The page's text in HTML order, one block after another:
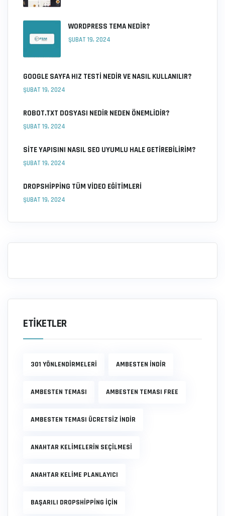
WORDPRESS TEMA NEDIR?
ŞUBAT 19, 2024
GOOGLE SAYFA HIZ TESTI NEDIR VE NASIL KULLANILIR?
ŞUBAT 19, 2024
ROBOT.TXT DOSYASI NEDIR NEDEN ÖNEMLIDIR?
ŞUBAT 19, 2024
SITE YAPISINI NASIL SEO UYUMLU HALE GETIREBILIRIM?
ŞUBAT 19, 2024
DROPSHIPPING TÜM VIDEO EĞITIMLERI
ŞUBAT 19, 2024
ETIKETLER
301 YÖNLENDIRMELERI AMBESTEN INDIR
AMBESTEN TEMASI AMBESTEN TEMASI FREE
AMBESTEN TEMASI ÜCRETSIZ INDIR
ANAHTAR KELIMELERIN SEÇILMESI
ANAHTAR KELIME PLANLAYICI
BAŞARILI DROPSHIPPING IÇIN